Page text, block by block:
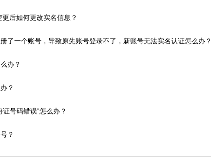
后如何更改实名信息？
了一个账号，导致原先账号登录不了，新账号无法实名认证怎么办？
办？
？
号码错误”怎么办？
？